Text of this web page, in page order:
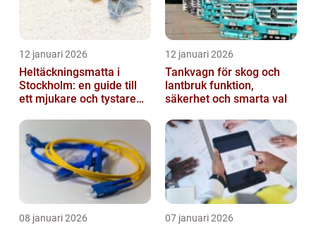
12 januari 2026
Heltäckningsmatta i
Stockholm: en guide till
ett mjukare och tystare
12 januari 2026
Tankvagn för skog och
lantbruk funktion,
säkerhet och smarta val
08 januari 2026 07 januari 2026